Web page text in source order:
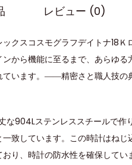
レビュー (0)
クスコスモグラフデイトナ18Ｋ
から機能に至るまで、あらゆる
ています。――精密さと職人技の
な904Lステンレススチールで作
致しています。この時計はねじ
り、時計の防水性を確保してい